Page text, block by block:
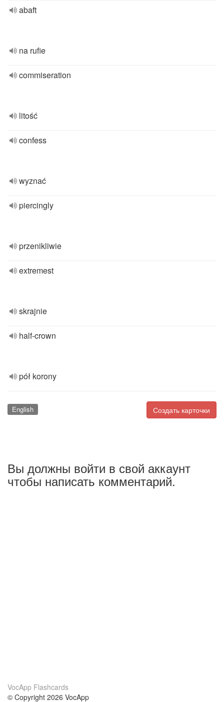
abaft
na rufie
commiseration
litość
confess
wyznać
piercingly
przenikliwie
extremest
skrajnie
half-crown
pół korony
Создать карточки
English
Вы должны войти в свой аккаунт
чтобы написать комментарий.
VocApp Flashcards
© Copyright 2026 VocApp